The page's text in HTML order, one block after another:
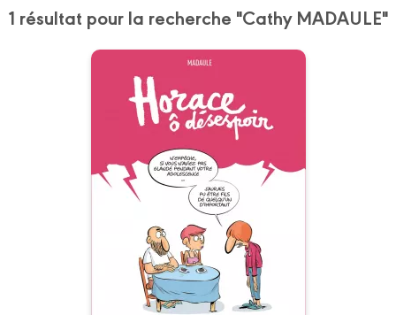
1 résultat pour la recherche "Cathy MADAULE"
Horace, ô
désespoir
Date de parution :
19/08/2020
Découvrez la vie incroyable
d’un adolescent évoluant en
liberté dans la jungle familiale
durant la saison des
séparations parentales. Un
documentaire rare et
surprenant filmé au plus près
de cet étrange animal qu’est
l’adolescent.